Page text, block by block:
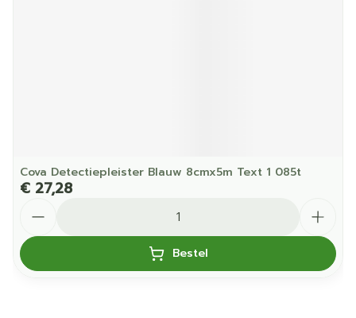
Cova Detectiepleister Blauw 8cmx5m Text 1 085t
€ 27,28
Bestel